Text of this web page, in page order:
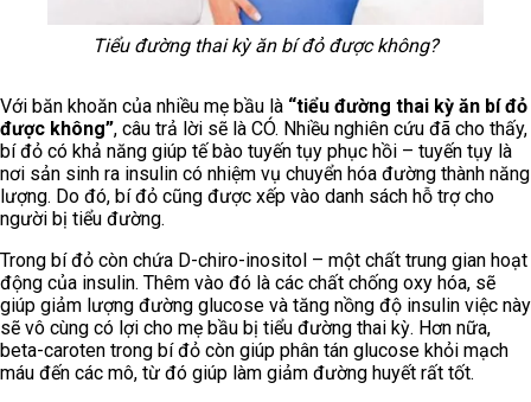
Tiểu đường thai kỳ ăn bí đỏ được không?
Với băn khoăn của nhiều mẹ bầu là “tiểu đường thai kỳ ăn bí đỏ
được không”, câu trả lời sẽ là CÓ. Nhiều nghiên cứu đã cho thấy,
bí đỏ có khả năng giúp tế bào tuyến tụy phục hồi – tuyến tụy là
nơi sản sinh ra insulin có nhiệm vụ chuyển hóa đường thành năng
lượng. Do đó, bí đỏ cũng được xếp vào danh sách hỗ trợ cho
người bị tiểu đường.
Trong bí đỏ còn chứa D-chiro-inositol – một chất trung gian hoạt
động của insulin. Thêm vào đó là các chất chống oxy hóa, sẽ
giúp giảm lượng đường glucose và tăng nồng độ insulin việc này
sẽ vô cùng có lợi cho mẹ bầu bị tiểu đường thai kỳ. Hơn nữa,
beta-caroten trong bí đỏ còn giúp phân tán glucose khỏi mạch
máu đến các mô, từ đó giúp làm giảm đường huyết rất tốt.